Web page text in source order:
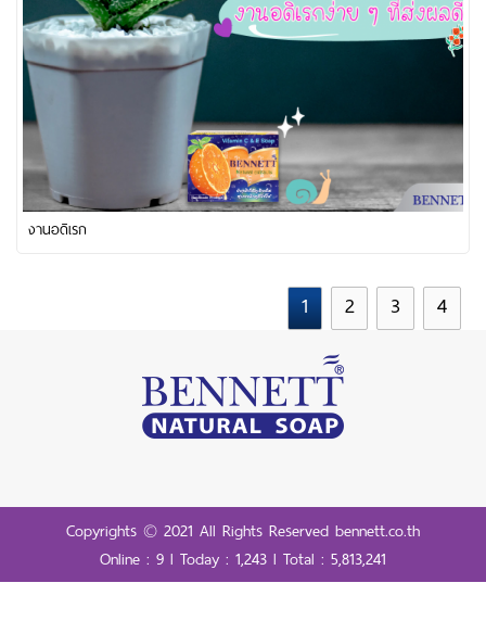
งานอดิเรก
1 2 3 4
Copyrights © 2021 All Rights Reserved bennett.co.th
Online : 9 l Today : 1,243 l Total : 5,813,241